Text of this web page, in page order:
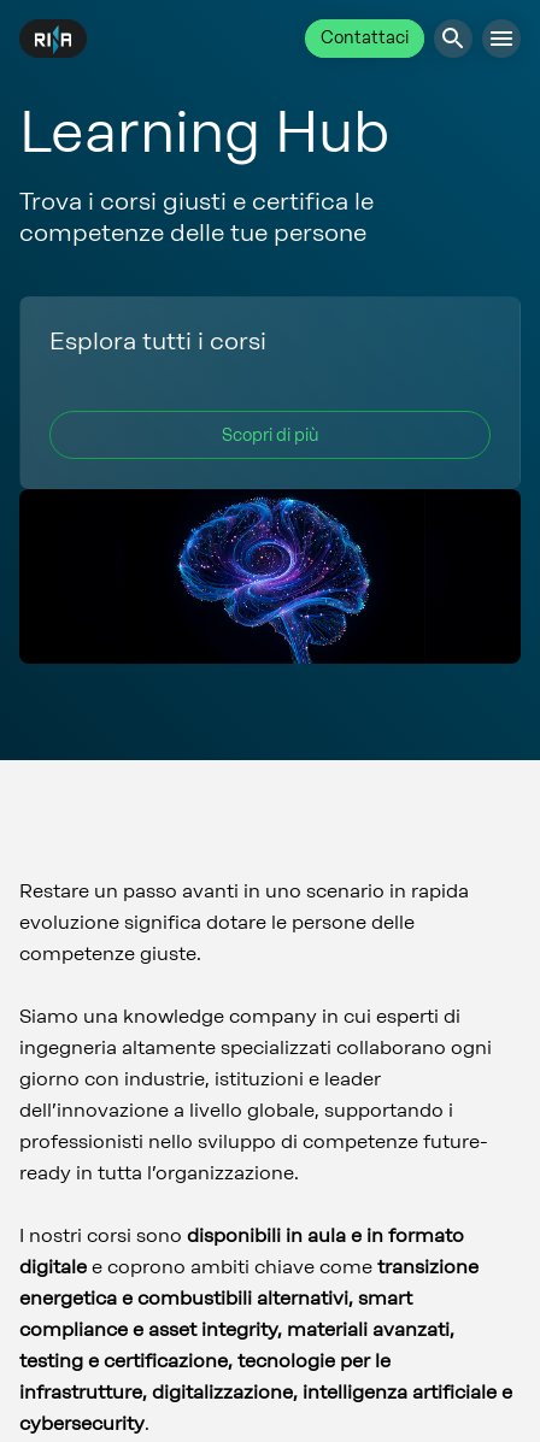
Contattaci
Learning Hub
Trova i corsi giusti e certifica le
competenze delle tue persone
Esplora tutti i corsi
Scopri di più
Restare un passo avanti in uno scenario in rapida
evoluzione significa dotare le persone delle
competenze giuste.
Siamo una knowledge company in cui esperti di
ingegneria altamente specializzati collaborano ogni
giorno con industrie, istituzioni e leader
dell’innovazione a livello globale, supportando i
professionisti nello sviluppo di competenze future-
ready in tutta l’organizzazione.
I nostri corsi sono disponibili in aula e in formato
digitale e coprono ambiti chiave come transizione
energetica e combustibili alternativi, smart
compliance e asset integrity, materiali avanzati,
testing e certificazione, tecnologie per le
infrastrutture, digitalizzazione, intelligenza artificiale e
cybersecurity.